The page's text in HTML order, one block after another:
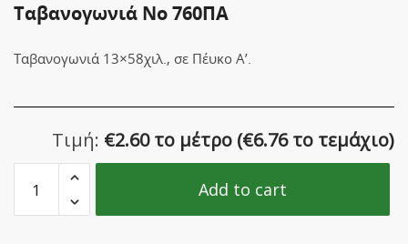
Ταβανογωνιά Νο 760ΠΑ
Ταβανογωνιά 13×58χιλ., σε Πέυκο Α’.
Τιμή: €2.60 το μέτρο (€6.76 το τεμάχιο)
Ταβανογωνιά
760ΠΑ
Add to cart